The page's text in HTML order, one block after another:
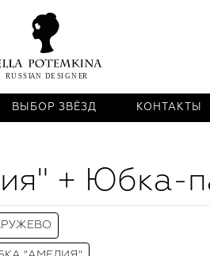
ВЫБОР ЗВЁЗД КОНТАКТЫ
+ Юбка-